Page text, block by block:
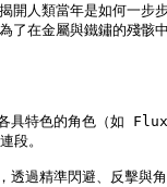
開人類當年是如何一步
了在金屬與鐵鏽的殘骸
各具特色的角色（如
段。
透過精準閃避、反擊與